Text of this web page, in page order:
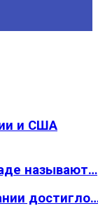
и США
называют…